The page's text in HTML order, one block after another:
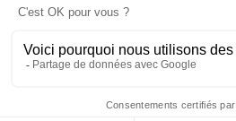
Politiques de confidentialité
Conditions générales